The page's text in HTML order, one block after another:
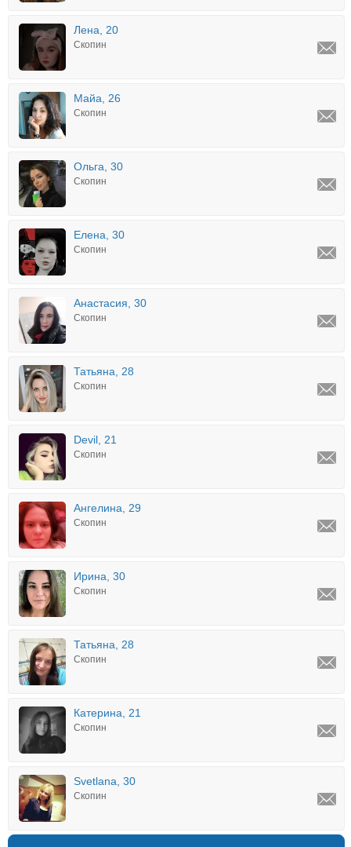
Лена, 20
Скопин
Майа, 26
Скопин
Ольга, 30
Скопин
Елена, 30
Скопин
Анастасия, 30
Скопин
Татьяна, 28
Скопин
Devil, 21
Скопин
Ангелина, 29
Скопин
Ирина, 30
Скопин
Татьяна, 28
Скопин
Катерина, 21
Скопин
Svetlana, 30
Скопин